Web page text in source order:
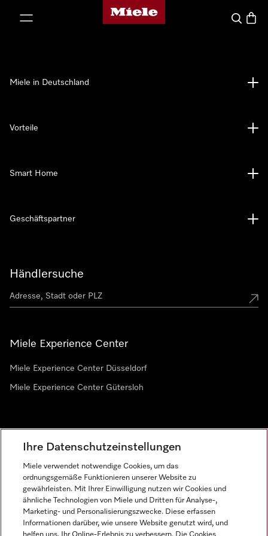
Miele-Homepage
Suche
Händlersuche
Miele Experience Center
Miele Experience Center Düsseldorf
Miele Experience Center Gütersloh
Miele in Deutschland
Vorteile
Smart Home
Geschäftspartner
Ihre Datenschutzeinstellungen
Miele verwendet notwendige Cookies, um das
ordnungsgemäße Funktionieren unserer Website zu
gewährleisten. Mit Ihrer Einwilligung nutzen wir Cookies und
ähnliche Technologien von Miele und Dritten für Analyse-,
Marketing- und Personalisierungszwecke. Diese erfassen
Informationen darüber, wie unsere Website genutzt wird, und